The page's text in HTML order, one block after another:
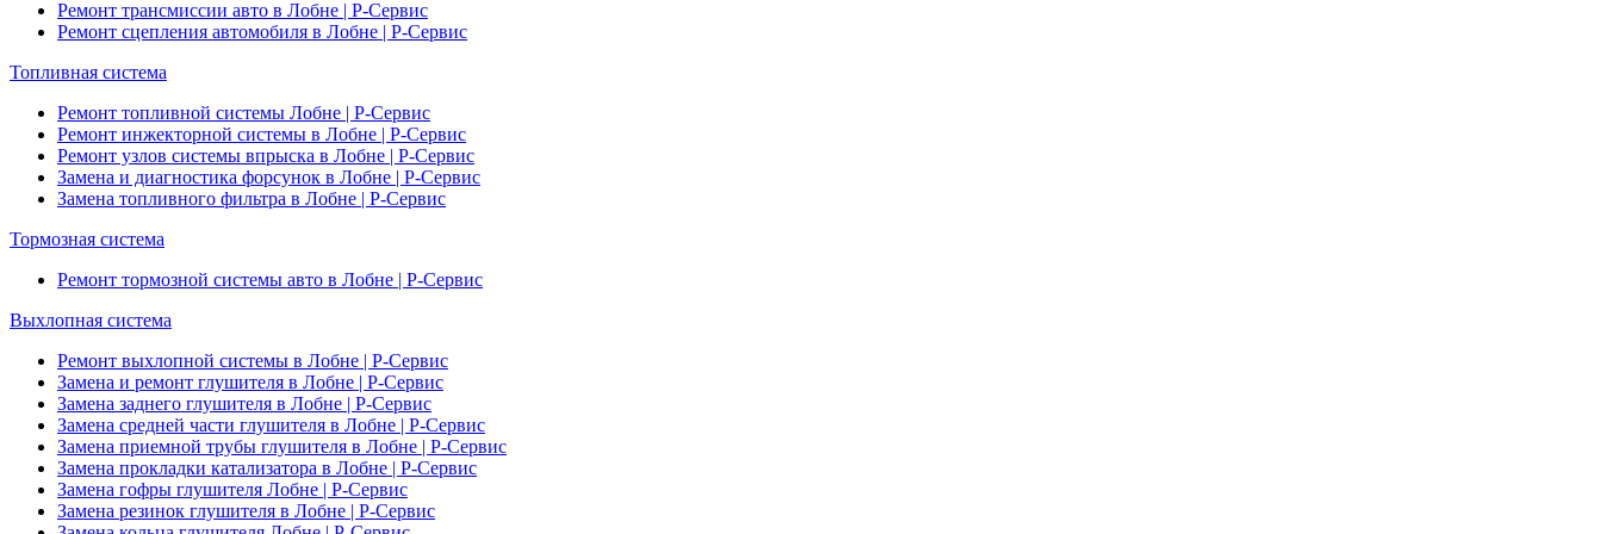
Ремонт трансмиссии авто в Лобне | Р-Сервис
Ремонт сцепления автомобиля в Лобне | Р-Сервис
Топливная система
Ремонт топливной системы Лобне | Р-Сервис
Ремонт инжекторной системы в Лобне | Р-Сервис
Ремонт узлов системы впрыска в Лобне | Р-Сервис
Замена и диагностика форсунок в Лобне | Р-Сервис
Замена топливного фильтра в Лобне | Р-Сервис
Тормозная система
Ремонт тормозной системы авто в Лобне | Р-Сервис
Выхлопная система
Ремонт выхлопной системы в Лобне | Р-Сервис
Замена и ремонт глушителя в Лобне | Р-Сервис
Замена заднего глушителя в Лобне | Р-Сервис
Замена средней части глушителя в Лобне | Р-Сервис
Замена приемной трубы глушителя в Лобне | Р-Сервис
Замена прокладки катализатора в Лобне | Р-Сервис
Замена гофры глушителя Лобне | Р-Сервис
Замена резинок глушителя в Лобне | Р-Сервис